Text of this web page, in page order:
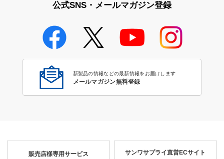
公式SNS・メールマガジン登録
新製品の情報などの最新情報をお届けします
メールマガジン無料登録
販売店様専用サービス サンワサプライ直営ECサイト